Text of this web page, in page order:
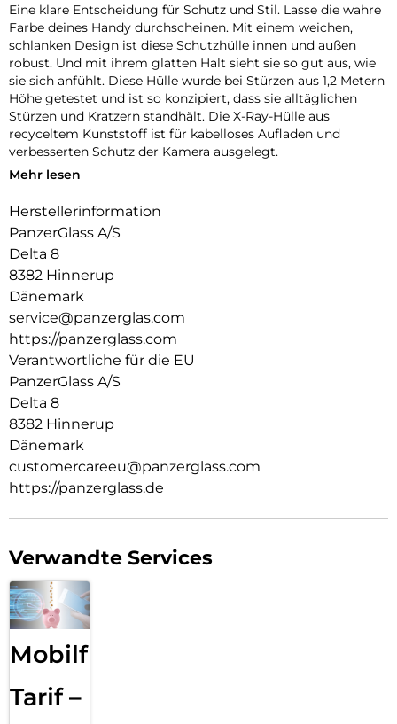
Eine klare Entscheidung für Schutz und Stil. Lasse die wahre
Farbe deines Handy durchscheinen. Mit einem weichen,
schlanken Design ist diese Schutzhülle innen und außen
robust. Und mit ihrem glatten Halt sieht sie so gut aus, wie
sie sich anfühlt. Diese Hülle wurde bei Stürzen aus 1,2 Metern
Höhe getestet und ist so konzipiert, dass sie alltäglichen
Stürzen und Kratzern standhält. Die X-Ray-Hülle aus
recyceltem Kunststoff ist für kabelloses Aufladen und
verbesserten Schutz der Kamera ausgelegt.
DARE TO CARE:
und Lifestyle-Marke, die aus den hochwertigsten Materialien
hergestellt und von Mode-, Kunst- und Musiktrends
beeinflusst wird. Wir kümmern uns um Menschen und die
Welt, in der wir leben. Wir legen Wert auf Nachhaltigkeit und
Selbstdarstellung. Wir kümmern uns um Technik und die
Lebensdauer von Technik. Verwandle dein Handy in ein
stilvoll geschütztes Accessoire. Zeig der Welt, dass du dich
um sie sorgst.
Mehr lesen
Herstellerinformation
PanzerGlass A/S
Delta 8
8382 Hinnerup
Dänemark
service@panzerglas.com
https://panzerglass.com
Verantwortliche für die EU
PanzerGlass A/S
Delta 8
8382 Hinnerup
Dänemark
customercareeu@panzerglass.com
https://panzerglass.de
Verwandte Services
Mobilfunk
Tarif –